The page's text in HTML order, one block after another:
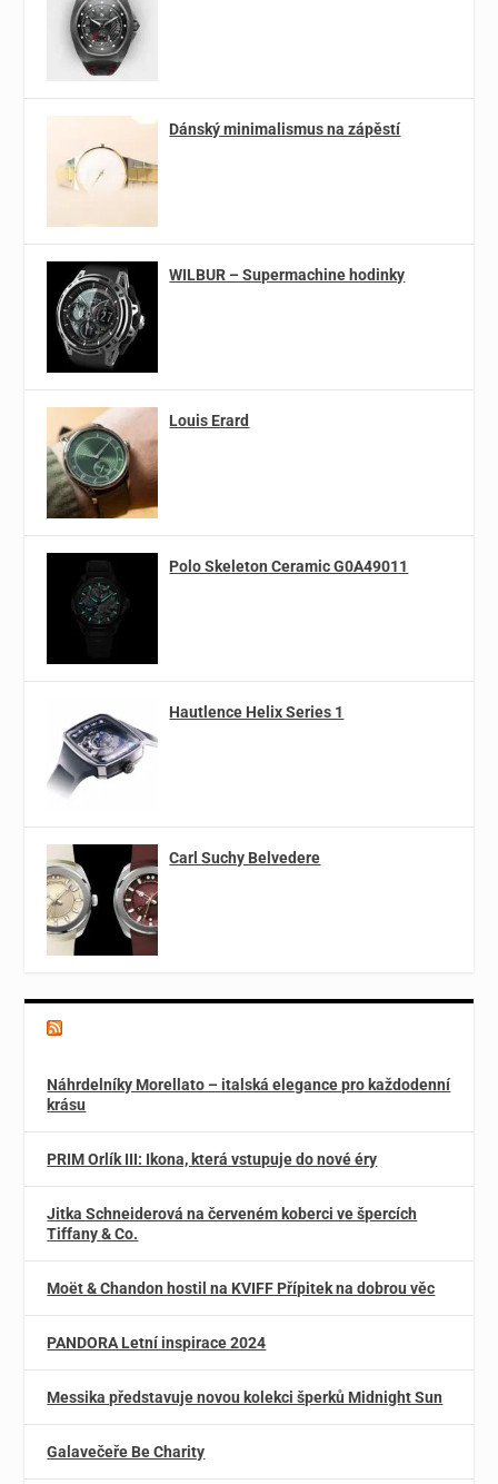
Dánský minimalismus na zápěstí
WILBUR – Supermachine hodinky
Louis Erard
Polo Skeleton Ceramic G0A49011
Hautlence Helix Series 1
Carl Suchy Belvedere
Náhrdelníky Morellato – italská elegance pro každodenní
krásu
PRIM Orlík III: Ikona, která vstupuje do nové éry
Jitka Schneiderová na červeném koberci ve špercích
Tiffany & Co.
Moët & Chandon hostil na KVIFF Přípitek na dobrou věc
PANDORA Letní inspirace 2024
Messika představuje novou kolekci šperků Midnight Sun
Galavečeře Be Charity